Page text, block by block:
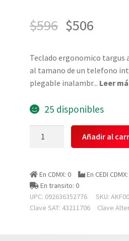
$596 $506
Teclado ergonomico targus
al tamano de un telefono
plegable inalambr... Leer
25 disponibles
Ergonomico
Plegable
Bluetooth
Negro
Añadir al
En CDMX: 0 En CEDI CDMX:
En transito: 0
UPC: 092636352776
SKU:
Clave SAT: 43211706
Clave